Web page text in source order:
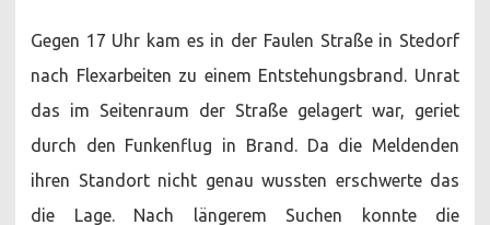
Gegen 17 Uhr kam es in der Faulen Straße in Stedorf
nach Flexarbeiten zu einem Entstehungsbrand. Unrat
das im Seitenraum der Straße gelagert war, geriet
durch den Funkenflug in Brand. Da die Meldenden
ihren Standort nicht genau wussten erschwerte das
die Lage. Nach längerem Suchen konnte die